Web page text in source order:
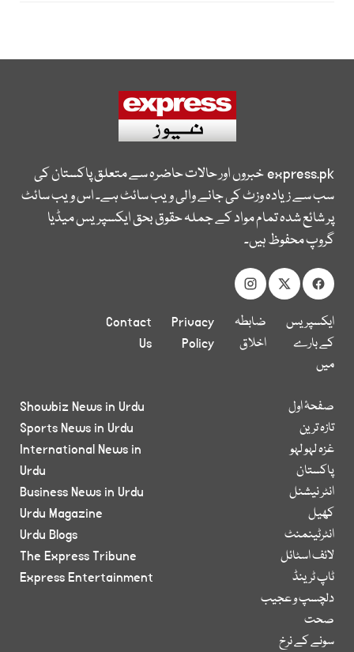
express.pkخبروں اور حالات حاضرہ سے متعلق پاکستان کی
سب سے زیادہ وزٹ کی جانے والی ویب سائٹ ہے۔ اس ویب سائٹ
پر شائع شدہ تمام مواد کے جملہ حقوق بحق ایکسپریس میڈیا
گروپ محفوظ ہیں۔
ایکسپریس
کے بارے
میں
ضابطہ
اخلاق
Privacy
Policy
Contact
Us
صفحۂ اول
تازہ ترین
غزہ لہو لہو
پاکستان
انٹر نیشنل
کھیل
انٹرٹینمنٹ
لائف اسٹائل
ٹاپ ٹرینڈ
دلچسپ و عجیب
صحت
سونے کے نرخ
Showbiz News in Urdu
Sports News in Urdu
International News in
Urdu
Business News in Urdu
Urdu Magazine
Urdu Blogs
The Express Tribune
Express Entertainment